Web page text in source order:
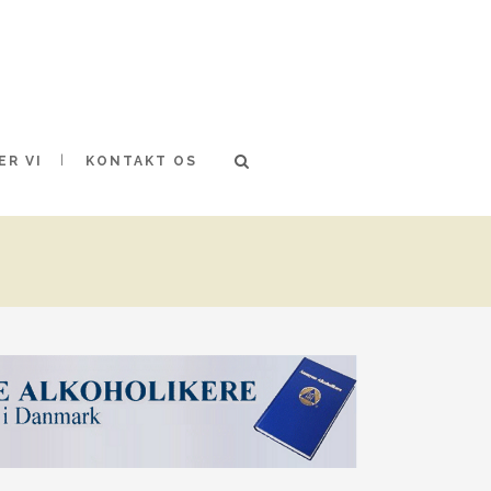
VI KONTAKT OS